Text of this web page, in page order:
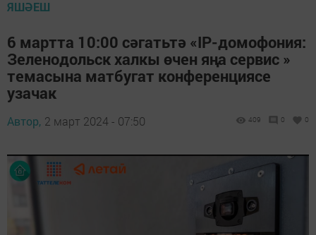
ЯШӘЕШ
6 мартта 10:00 сәгатьтә «IP-домофония:
Зеленодольск халкы өчен яңа сервис »
темасына матбугат конференциясе
узачак
Автор, 2 март 2024 - 07:50 409 0 0